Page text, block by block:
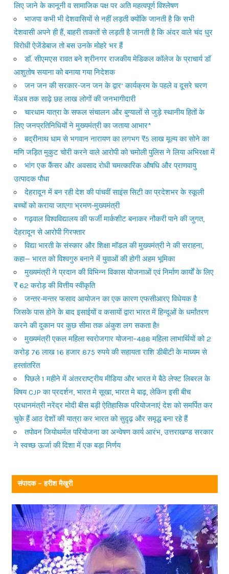
लिए जाने के कानूनी व सामाजिक पक्ष पर अति महत्वपूर्ण विश्लेषण
भाजपा कभी भी देशवासियों से नहीं लड़ती क्योंकि जानती है कि सभी
देशवासी अपने ही हैं, बाहरी ताकतों से लड़ती है जानती है कि अंदर वाले चंद धुर
विरोधी ऐजेंडेबाज तो बस उनके मोहरे भर हैं
डॉ. सीएमएस रावत बने श्रीनगर राजकीय मेडिकल कॉलेज के प्राचार्य डॉ
आशुतोष सयाना को बनाया गया निदेशक
जन जन की सरकार-जन जन के द्वार’ कार्यक्रम के पहले व दूसरे चरण
मेंअब तक साढ़े छह लाख लोगों की जनभागीदारी
चारधाम यात्रा के सफल संचालन और बुग्यालों से जुड़े स्थानीय हितों के
लिए जनप्रतिनिधियों ने मुख्यमंत्री का जताया आभार*
बद्रीनाथ धाम से भगवान नारायण का लगभग ₹5 लाख मूल्य का सोने का
मणि जड़ित मुकुट चोरी करने वाले आरोपी को चमोली पुलिस ने लिया अभिरक्षा में
भांग एक कैंसर और अवसाद रोधी चमत्कारिक औषधि और प्राणवायु
उत्पादक पौधा
देहरादून में बन रही देश की पांचवीं साइंस सिटी का प्रदेशभर के स्कूली
बच्चों को कराया जाएगा भ्रमण-मुख्यमंत्री
गढ़वाल विश्वविद्यालय की फर्जी मार्कशीट बनाकर नौकरी पाने की जुगत,
देहरादून से आरोपी गिरफ्तार
विद्या भारती के संस्कार और शिक्षा मॉडल की मुख्यमंत्री ने की सराहना,
कहा— भारत को विश्वगुरु बनाने में युवाओं की होगी अहम भूमिका
मुख्यमंत्री ने प्रदान की विभिन्न विकास योजनाओं एवं निर्माण कार्यों के लिए
₹ 62 करोड़ की वित्तीय स्वीकृति
जन्तर-मन्तर फसाद आयोजन का एक कारण एफसीआरए विधेयक है
जिसके पास होने के बाद इसाईयों व कसायों द्वारा भारत में हिन्दूओं के धर्मांतरण
करने की दुकान पर कुछ सीमा तक अंकुश लग सकता है!!
मुख्यमंत्री एकल महिला स्वरोजगार योजना–488 महिला लाभार्थियों को 2
करोड़ 76 लाख 16 हजार 875 रुपये की सहायता राशि डीबीटी के माध्यम से
हस्तांतरित
पिछले 1 महीने में अंतरराष्ट्रीय मीडिया और भारत मे बैठे लेफ्ट लिबरल के
विषय CJP का प्रदर्शन, भारत मे सूखा, भारत मे बाढ़, लेकिन इसी बीच
प्रधानमंत्री नरेंद्र मोदी बीस बड़ी ऐतिहासिक परियोजनाएं देश को समर्पित कर
चुके हैं आठ देशों की यात्रा कर भारत को सुदृढ़ और समृद्ध बना रहे हैं
तपोवन जियोथर्मल परियोजना का अन्वेषण कार्य आरंभ, उत्तराखण्ड सरकार
ने स्वच्छ ऊर्जा की दिशा में एक बड़ा निर्णय
संपादक – हरीश मैखुरी